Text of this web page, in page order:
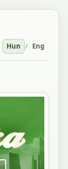
Hun / Eng